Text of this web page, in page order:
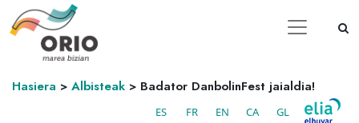
Hasiera > Albisteak > Badator DanbolinFest jaialdia!
ES FR EN CA GL